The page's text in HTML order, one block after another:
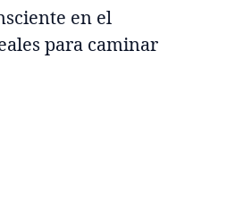
en el
para caminar